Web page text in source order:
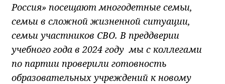
Россия» посещают многодетные семьи,
семьи в сложной жизненной ситуации,
семьи участников СВО. В преддверии
учебного года в 2024 году мы с коллегами
по партии проверили готовность
образовательных учреждений к новому